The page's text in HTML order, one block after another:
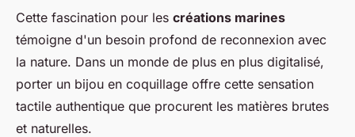
Cette fascination pour les créations marines
témoigne d'un besoin profond de reconnexion avec
la nature. Dans un monde de plus en plus digitalisé,
porter un bijou en coquillage offre cette sensation
tactile authentique que procurent les matières brutes
et naturelles.